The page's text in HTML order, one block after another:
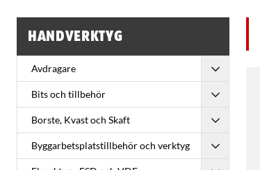
Handverktyg
Avdragare
Bits och tillbehör
Borste, Kvast och Skaft
Byggarbetsplatstillbehör och verktyg